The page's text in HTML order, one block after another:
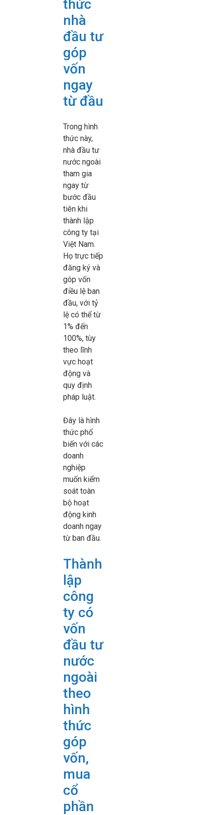
thức
nhà
đầu tư
góp
vốn
ngay
từ đầu
Trong hình
thức này,
nhà đầu tư
nước ngoài
tham gia
ngay từ
bước đầu
tiên khi
thành lập
công ty tại
Việt Nam.
Họ trực tiếp
đăng ký và
góp vốn
điều lệ ban
đầu, với tỷ
lệ có thể từ
1% đến
100%, tùy
theo lĩnh
vực hoạt
động và
quy định
pháp luật.
Đây là hình
thức phổ
biến với các
doanh
nghiệp
muốn kiểm
soát toàn
bộ hoạt
động kinh
doanh ngay
từ ban đầu.
Thành
lập
công
ty có
vốn
đầu tư
nước
ngoài
theo
hình
thức
góp
vốn,
mua
cổ
phần